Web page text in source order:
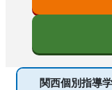
関西個別指導